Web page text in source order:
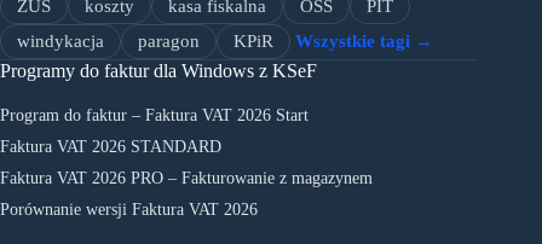
ZUS
koszty kasa fiskalna OSS
PIT
windykacja
paragon KPiR Wszystkie tagi →
Programy do faktur dla Windows z KSeF
Program do faktur – Faktura VAT 2026 Start
Faktura VAT 2026 STANDARD
Faktura VAT 2026 PRO – Fakturowanie z magazynem
Porównanie wersji Faktura VAT 2026